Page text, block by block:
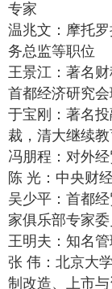
专家
温兆文：摩托
务总监等职位
王景江：著名
首都经济研究
于宝刚：著名
裁，清大继续教
冯朋程：对外
陈 光：中央财
吴少平：首都
家俱乐部专家委
王明夫：知名
张 伟：北京大
制改造、上市与